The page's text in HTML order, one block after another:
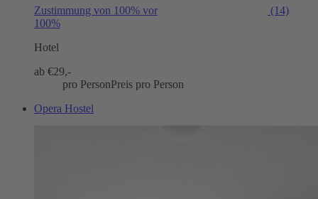
Zustimmung von 100% vor
(14)
100%
Hotel
ab €29,-
pro PersonPreis pro Person
Opera Hostel